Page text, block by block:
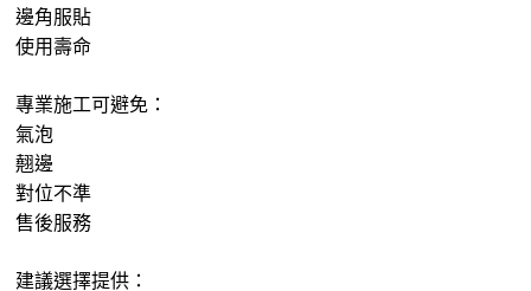
邊角服貼
使用壽命
專業施工可避免：
氣泡
翹邊
對位不準
售後服務
建議選擇提供：